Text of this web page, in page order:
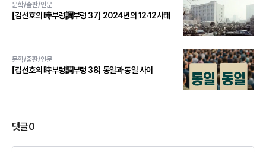
문학/출판/인문
【김선호의 時부렁調부렁 37】 2024년의 12·12사태
문학/출판/인문
【김선호의 時부렁調부렁 38】 통일과 동일 사이
댓글0